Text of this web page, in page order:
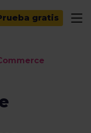
gratis